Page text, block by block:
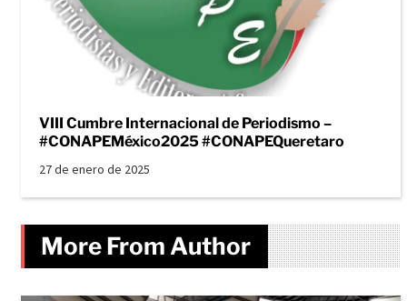
VIII Cumbre Internacional de Periodismo –
#CONAPEMéxico2025 #CONAPEQueretaro
27 de enero de 2025
More From Author